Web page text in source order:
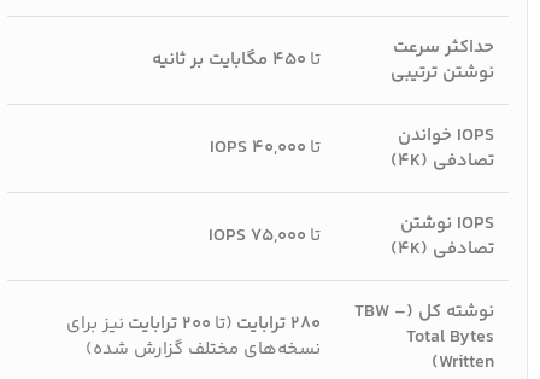
حداکثر سرعت
نوشتن ترتیبی
تا ۴۵۰ مگابایت بر ثانیه
IOPS خواندن
تصادفی (4K)
تا ۴۰,۰۰۰ IOPS
IOPS نوشتن
تصادفی (4K)
تا ۷۵,۰۰۰ IOPS
نوشته کل (TBW –
Total Bytes
Written)
۲۸۰ ترابایت (تا ۲۰۰ ترابایت
نیز برای
نسخه‌های مختلف گزارش شده)